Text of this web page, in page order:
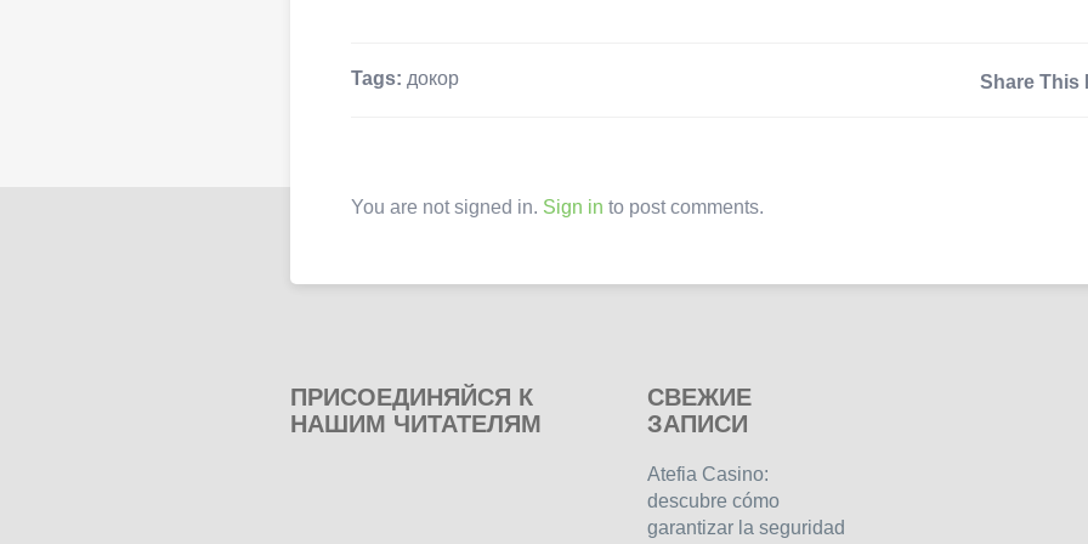
Tags: докор Share This
You are not signed in. Sign in to post comments.
ПРИСОЕДИНЯЙСЯ К
НАШИМ ЧИТАТЕЛЯМ
СВЕЖИЕ
ЗАПИСИ
Atefia Casino:
descubre cómo
garantizar la seguridad